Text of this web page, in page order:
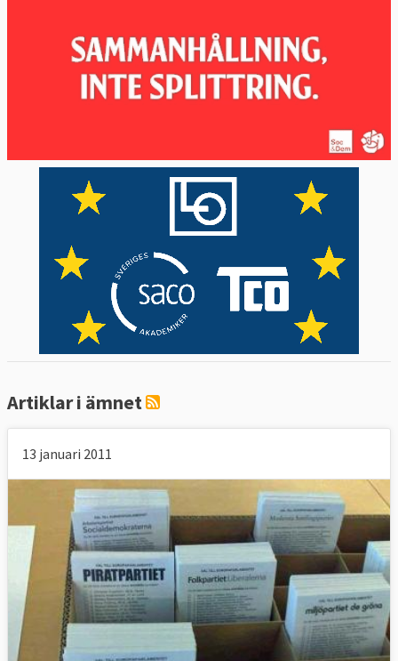
men behöll varsitt mandat.
Valets stora förlorare blev förra EU-valets
stora skräll Junilistan, som helt föll ur
Valdeltagandet höjdes med närmare åtta
procentenheter till 45,5 procent, den högsta
andelen röstande i ett svenskt EU-val
någonsin och över de 43 procent som var
genomsnittet för EU-valet i Europa. I det
nyvalda Europaparlamentet ökade andel
kvinnor från 31 procent till 35 procent.
Artiklar i ämnet
13 januari 2011